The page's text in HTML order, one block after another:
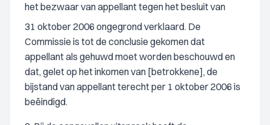
het bezwaar van appellant tegen het besluit van
31 oktober 2006 ongegrond verklaard. De
Commissie is tot de conclusie gekomen dat
appellant als gehuwd moet worden beschouwd en
dat, gelet op het inkomen van [betrokkene], de
bijstand van appellant terecht per 1 oktober 2006 is
beëindigd.